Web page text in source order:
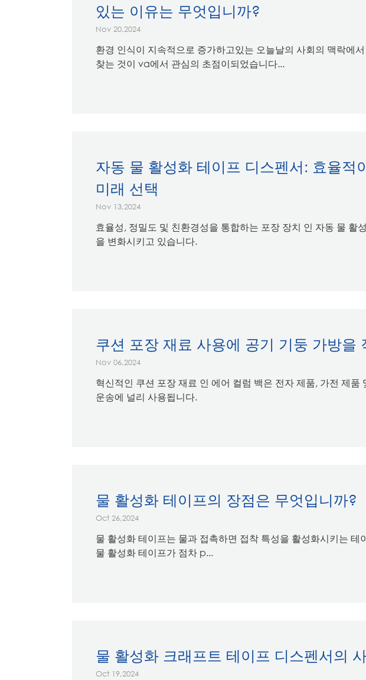
있는 이유는 무엇입니까?
Nov 20,2024
환경 인식이 지속적으로 증가하고있는 오늘날의 사회의 맥락에
찾는 것이 va에서 관심의 초점이되었습니다...
자동 물 활성화 테이프 디스펜서: 효율적
미래 선택
Nov 13,2024
효율성, 정밀도 및 친환경성을 통합하는 포장 장치 인 자동 물 활
을 변화시키고 있습니다.
쿠션 포장 재료 사용에 공기 기둥 가방을
Nov 06,2024
혁신적인 쿠션 포장 재료 인 에어 컬럼 백은 전자 제품, 가전 제
운송에 널리 사용됩니다.
물 활성화 테이프의 장점은 무엇입니까?
Oct 26,2024
물 활성화 테이프는 물과 접촉하면 접착 특성을 활성화시키는
물 활성화 테이프가 점차 p...
물 활성화 크래프트 테이프 디스펜서의
Oct 19,2024